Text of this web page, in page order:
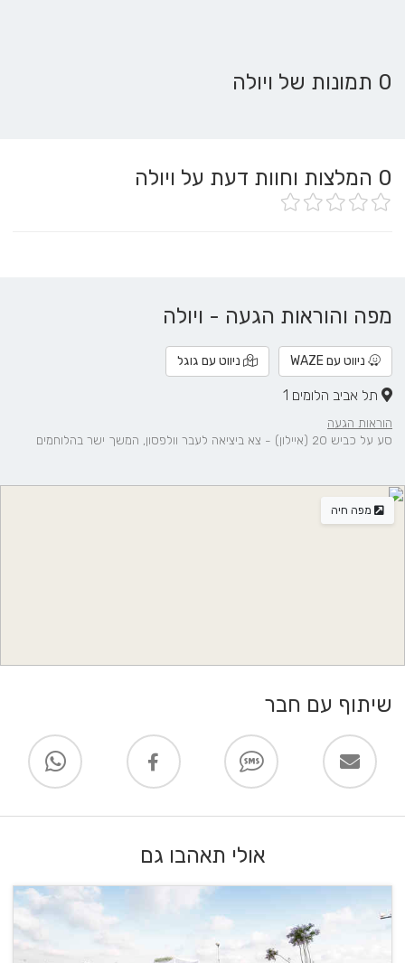
0 תמונות של ויולה
0 המלצות וחוות דעת על ויולה
מפה והוראות הגעה - ויולה
ניווט עם WAZE ניווט עם גוגל
תל אביב הלומים 1
הוראות הגעה
סע על כביש 20 (איילון) - צא ביציאה לעבר וולפסון, המשך ישר בהלוחמים
מפה חיה
שיתוף עם חבר
אולי תאהבו גם